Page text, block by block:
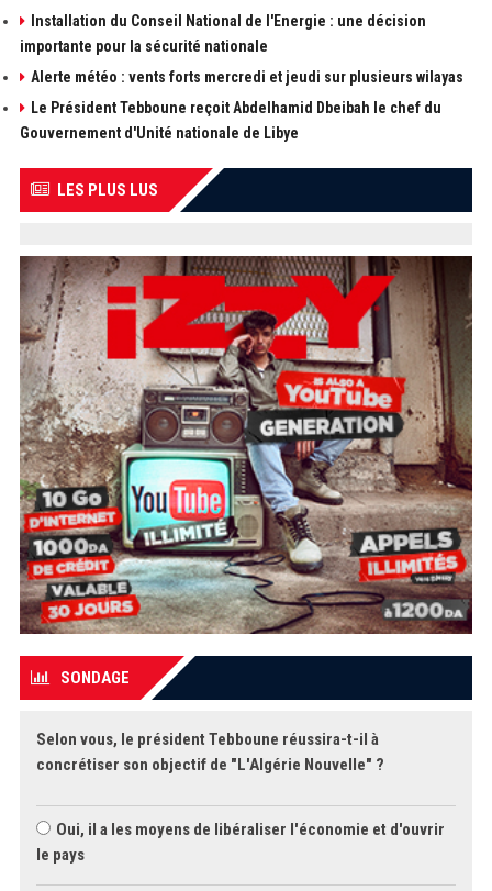
Installation du Conseil National de l'Energie : une décision
importante pour la sécurité nationale
Alerte météo : vents forts mercredi et jeudi sur plusieurs wilayas
Le Président Tebboune reçoit Abdelhamid Dbeibah le chef du
Gouvernement d'Unité nationale de Libye
LES PLUS LUS
SONDAGE
Selon vous, le président Tebboune réussira-t-il à
concrétiser son objectif de "L'Algérie Nouvelle" ?
Oui, il a les moyens de libéraliser l'économie et d'ouvrir
le pays